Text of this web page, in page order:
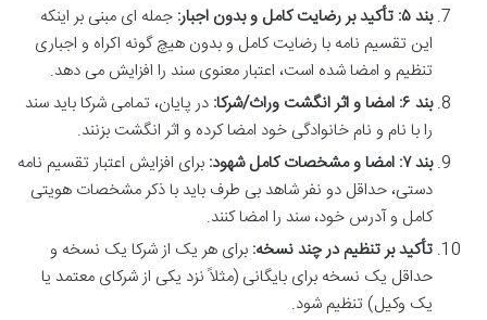
بند ۵: تأکید بر رضایت کامل و بدون اجبار:
جمله ای مبنی بر اینکه
این تقسیم نامه با رضایت کامل و بدون هیچ گونه اکراه و اجباری
تنظیم و امضا شده است، اعتبار معنوی سند را افزایش می دهد.
بند ۶: امضا و اثر انگشت وراث/شرکا:
در پایان، تمامی شرکا باید سند
را با نام و نام خانوادگی خود امضا کرده و اثر انگشت بزنند.
بند ۷: امضا و مشخصات کامل شهود:
برای افزایش اعتبار تقسیم نامه
دستی، حداقل دو نفر شاهد بی طرف باید با ذکر مشخصات هویتی
کامل و آدرس خود، سند را امضا کنند.
تأکید بر تنظیم در چند نسخه: برای هر یک از شرکا یک نسخه و
حداقل یک نسخه برای بایگانی (مثلاً نزد یکی از شرکای معتمد یا
یک وکیل) تنظیم شود.